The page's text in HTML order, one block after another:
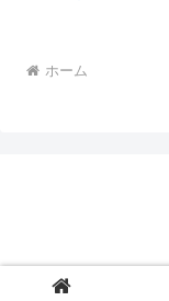
ホーム